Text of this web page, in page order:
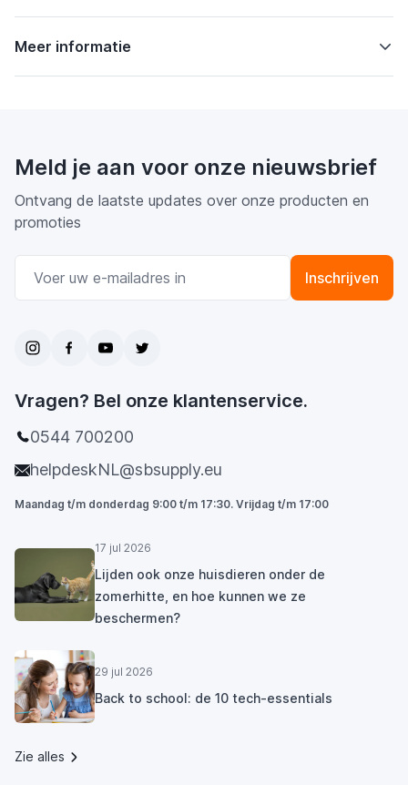
Meer informatie
Meld je aan voor onze nieuwsbrief
Ontvang de laatste updates over onze producten en
promoties
Inschrijven
Vragen? Bel onze klantenservice.
0544 700200
helpdeskNL@sbsupply.eu
Maandag t/m donderdag 9:00 t/m 17:30. Vrijdag t/m 17:00
17 jul 2026
Lijden ook onze huisdieren onder de
zomerhitte, en hoe kunnen we ze
beschermen?
29 jul 2026
Back to school: de 10 tech-essentials
Zie alles